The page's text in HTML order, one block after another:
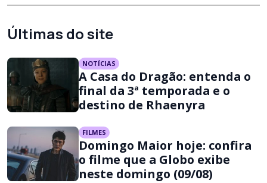
Últimas do site
NOTÍCIAS
A Casa do Dragão: entenda o
final da 3ª temporada e o
destino de Rhaenyra
FILMES
Domingo Maior hoje: confira
o filme que a Globo exibe
neste domingo (09/08)